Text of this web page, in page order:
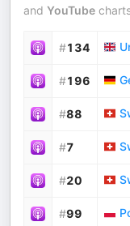
and YouTube
#134
#196
#88
#7
#20
#99